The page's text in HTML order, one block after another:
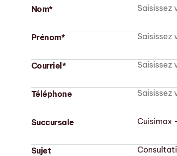
Nom*
Prénom*
Courriel*
Téléphone
Succursale
Sujet